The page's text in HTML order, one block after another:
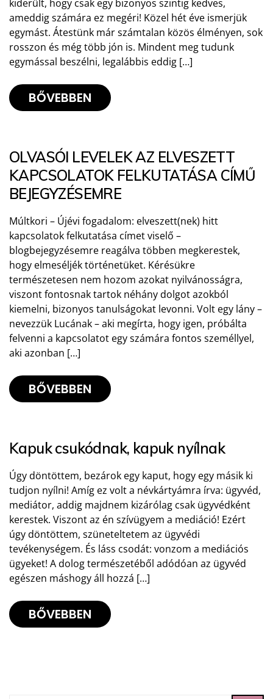
kiderült, hogy csak egy bizonyos szintig kedves,
ameddig számára ez megéri! Közel hét éve ismerjük
egymást. Átestünk már számtalan közös élményen, sok
rosszon és még több jón is. Mindent meg tudunk
egymással beszélni, legalábbis eddig […]
BŐVEBBEN
OLVASÓI LEVELEK AZ ELVESZETT
KAPCSOLATOK FELKUTATÁSA CÍMŰ
BEJEGYZÉSEMRE
Múltkori – Újévi fogadalom: elveszett(nek) hitt
kapcsolatok felkutatása címet viselő –
blogbejegyzésemre reagálva többen megkerestek,
hogy elmeséljék történetüket. Kérésükre
természetesen nem hozom azokat nyilvánosságra,
viszont fontosnak tartok néhány dolgot azokból
kiemelni, bizonyos tanulságokat levonni. Volt egy lány –
nevezzük Lucának – aki megírta, hogy igen, próbálta
felvenni a kapcsolatot egy számára fontos személlyel,
aki azonban […]
BŐVEBBEN
Kapuk csukódnak, kapuk nyílnak
Úgy döntöttem, bezárok egy kaput, hogy egy másik ki
tudjon nyílni! Amíg ez volt a névkártyámra írva: ügyvéd,
mediátor, addig majdnem kizárólag csak ügyvédként
kerestek. Viszont az én szívügyem a mediáció! Ezért
úgy döntöttem, szüneteltetem az ügyvédi
tevékenységem. És láss csodát: vonzom a mediációs
ügyeket! A dolog természetéből adódóan az ügyvéd
egészen máshogy áll hozzá […]
BŐVEBBEN